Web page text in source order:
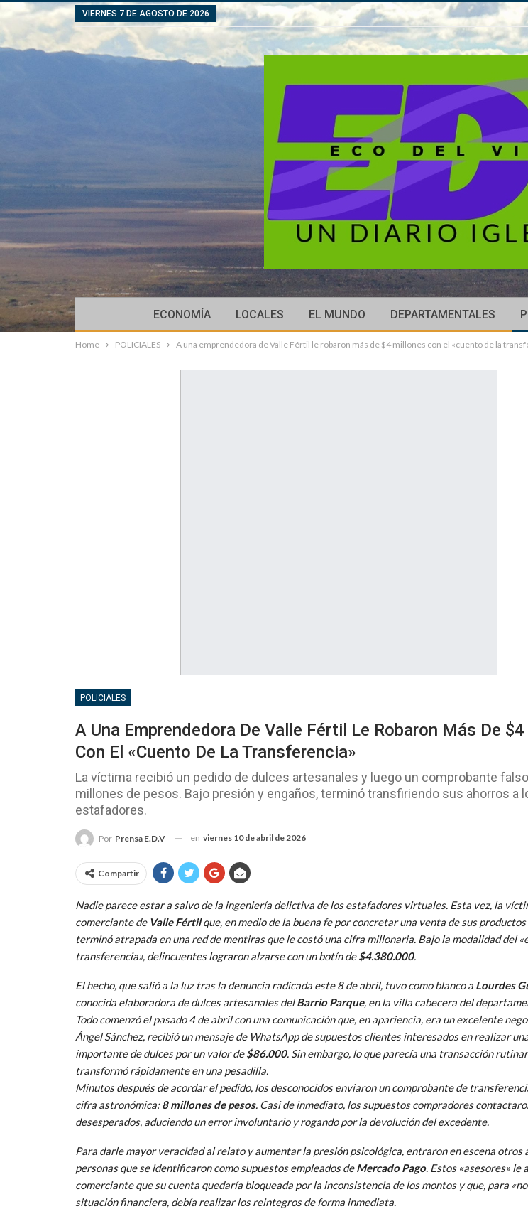
VIERNES 7 DE AGOSTO DE 2026
ECONOMÍA LOCALES EL MUNDO DEPARTAMENTALES
Home POLICIALES A una emprendedora de Valle Fértil le robaron más de $4 millones con el «cuento de la
POLICIALES
A Una Emprendedora De Valle Fértil Le Robaron Más De
Con El «cuento De La Transferencia»
La víctima recibió un pedido de dulces artesanales y luego un comprobante
millones de pesos. Bajo presión y engaños, terminó transfiriendo sus ahorros a
estafadores.
Por Prensa E.D.V en viernes 10 de abril de 2026
Compartir
Nadie parece estar a salvo de la ingeniería delictiva de los estafadores virtuales. Esta vez, la
comerciante de Valle Fértilque, en medio de la buena fe por concretar una venta de sus
terminó atrapada en una red de mentiras que le costó una cifra millonaria. Bajo la modalidad del
transferencia», delincuentes lograron alzarse con un botín de$4.380.000.
El hecho, que salió a la luz tras la denuncia radicada este 8 de abril, tuvo como blanco a Lourdes
conocida elaboradora de dulces artesanales delBarrio Parque, en la villa cabecera del
Todo comenzó el pasado 4 de abril con una comunicación que, en apariencia, era un excelente
Ángel Sánchez, recibió un mensaje de WhatsApp de supuestos clientes interesados en realizar
importante de dulces por un valor de$86.000. Sin embargo, lo que parecía una transacción
transformó rápidamente en una pesadilla.
Minutos después de acordar el pedido, los desconocidos enviaron un comprobante de
cifra astronómica:8 millones de pesos. Casi de inmediato, los supuestos compradores
desesperados, aduciendo un error involuntario y rogando por la devolución del excedente.
Para darle mayor veracidad al relato y aumentar la presión psicológica, entraron en escena otros
personas que se identificaron como supuestos empleados deMercado Pago. Estos «asesores» le
comerciante que su cuenta quedaría bloqueada por la inconsistencia de los montos y que, para
situación financiera, debía realizar los reintegros de forma inmediata.